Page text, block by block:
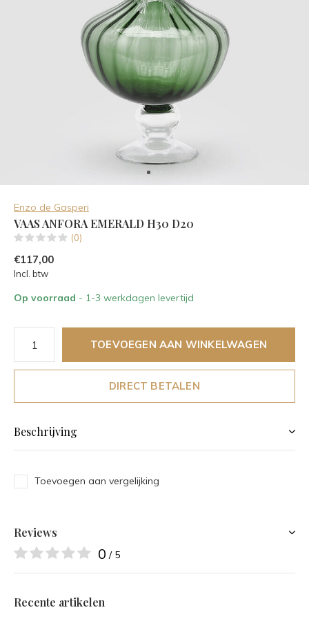
Enzo de Gasperi
VAAS ANFORA EMERALD H30 D20
(0)
€117,00
Incl. btw
Op voorraad - 1-3 werkdagen levertijd
TOEVOEGEN AAN WINKELWAGEN
DIRECT BETALEN
Beschrijving
Toevoegen aan vergelijking
Reviews
0 / 5
Recente artikelen